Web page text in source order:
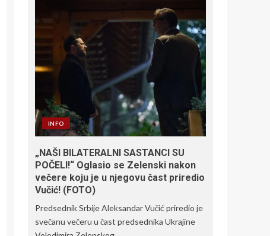
INFO
„NAŠI BILATERALNI SASTANCI SU
POČELI!“ Oglasio se Zelenski nakon
večere koju je u njegovu čast priredio
Vučić! (FOTO)
Predsednik Srbije Aleksandar Vučić priredio je
svečanu večeru u čast predsednika Ukrajine